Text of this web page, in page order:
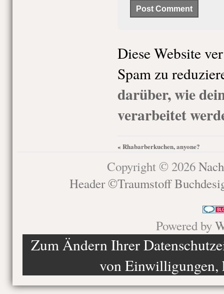
Diese Website
Spam zu
darüber, wie
verarbeitet
« Rhabarberkuchen, anyone?
Copyright © 2026
Header ©Traumstoff
Powered by
Zum Ändern Ihrer
von